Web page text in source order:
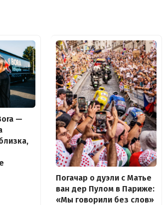
—
Погачар о дуэли с Матье
ван дер Пулом в Париже:
«Мы говорили без слов»